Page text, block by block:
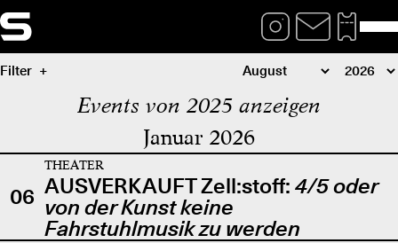
Filter
Events von 2025 anzeigen
Januar 2026
06
THEATER
AUSVERKAUFT Zell:stoff: 4/5 oder
von der Kunst keine
Fahrstuhlmusik zu werden